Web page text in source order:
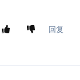
回复